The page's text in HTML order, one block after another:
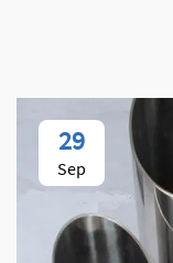
29
Sep